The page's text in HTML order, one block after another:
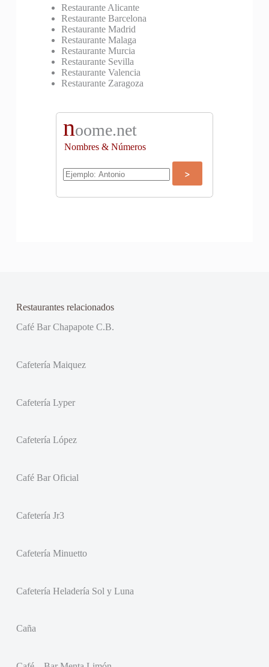
Restaurante Alicante
Restaurante Barcelona
Restaurante Madrid
Restaurante Malaga
Restaurante Murcia
Restaurante Sevilla
Restaurante Valencia
Restaurante Zaragoza
noome.net
Nombres & Números
Restaurantes relacionados
Café Bar Chapapote C.B.
Cafetería Maiquez
Cafetería Lyper
Cafetería López
Café Bar Oficial
Cafetería Jr3
Cafetería Minuetto
Cafetería Heladería Sol y Luna
Caña